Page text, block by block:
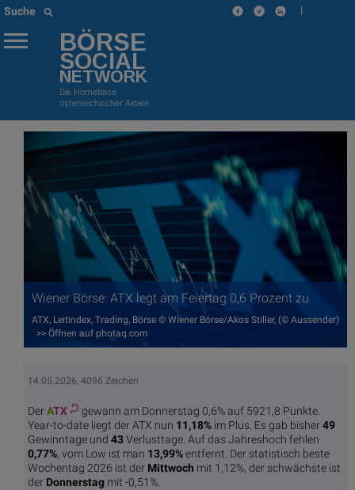
Suche |
BÖRSE
SOCIAL
NETWORK
Die Homebase
österreichischer Aktien
Wiener Börse: ATX legt am Feiertag 0,6 Prozent zu
ATX, Leitindex, Trading, Börse © Wiener Börse/Akos Stiller, (© Aussender)
>> Öffnen auf photaq.com
14.05.2026, 4096 Zeichen
DerATX
gewann am Donnerstag 0,6% auf 5921,8 Punkte.
Year-to-date liegt der ATX nun 11,18% im Plus. Es gab bisher49
Gewinntage und 43Verlusttage. Auf das Jahreshoch fehlen
0,77%, vom Low ist man 13,99%entfernt. Der statistisch beste
Wochentag 2026 ist der Mittwoch mit 1,12%, der schwächste ist
der Donnerstag mit -0,51%.